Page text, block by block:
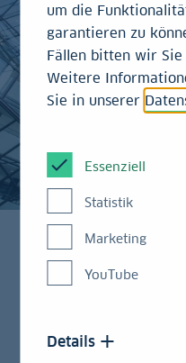
Wohnimmobilien:
um die
garantieren zu
Fällen bitten wir
Weitere
Sie in unserer
Essenziell
Statistik
Marketing
YouTube
Details